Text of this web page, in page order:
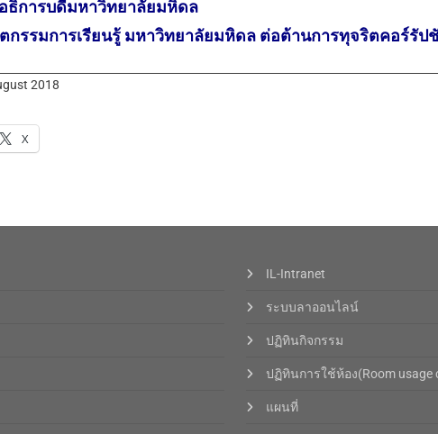
ธิการบดีมหาวิทยาลัยมหิดล
กรรมการเรียนรู้ มหาวิทยาลัยมหิดล ต่อต้านการทุจริตคอร์รัป
2018
X
IL-Intranet
ระบบลาออนไลน์
ปฏิทินกิจกรรม
ปฏิทินการใช้ห้อง(Room usage
แผนที่